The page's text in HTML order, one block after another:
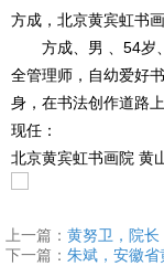
方成 ， 北京黄宾虹书
方成、男
54岁
全管理师，自幼爱好
身，在书法创作道路
现任：
北京黄宾虹书画院 黄
上一篇： 黄努卫，院长
下一篇： 朱斌，安徽省